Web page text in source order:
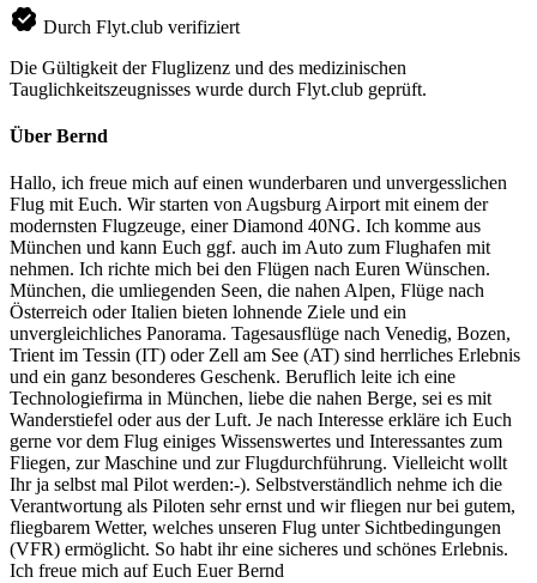
Durch Flyt.club verifiziert
Die Gültigkeit der Fluglizenz und des medizinischen
Tauglichkeitszeugnisses wurde durch Flyt.club geprüft.
Über Bernd
Hallo, ich freue mich auf einen wunderbaren und unvergesslichen
Flug mit Euch. Wir starten von Augsburg Airport mit einem der
modernsten Flugzeuge, einer Diamond 40NG. Ich komme aus
München und kann Euch ggf. auch im Auto zum Flughafen mit
nehmen. Ich richte mich bei den Flügen nach Euren Wünschen.
München, die umliegenden Seen, die nahen Alpen, Flüge nach
Österreich oder Italien bieten lohnende Ziele und ein
unvergleichliches Panorama. Tagesausflüge nach Venedig, Bozen,
Trient im Tessin (IT) oder Zell am See (AT) sind herrliches Erlebnis
und ein ganz besonderes Geschenk. Beruflich leite ich eine
Technologiefirma in München, liebe die nahen Berge, sei es mit
Wanderstiefel oder aus der Luft. Je nach Interesse erkläre ich Euch
gerne vor dem Flug einiges Wissenswertes und Interessantes zum
Fliegen, zur Maschine und zur Flugdurchführung. Vielleicht wollt
Ihr ja selbst mal Pilot werden:-). Selbstverständlich nehme ich die
Verantwortung als Piloten sehr ernst und wir fliegen nur bei gutem,
fliegbarem Wetter, welches unseren Flug unter Sichtbedingungen
(VFR) ermöglicht. So habt ihr eine sicheres und schönes Erlebnis.
Ich freue mich auf Euch Euer Bernd